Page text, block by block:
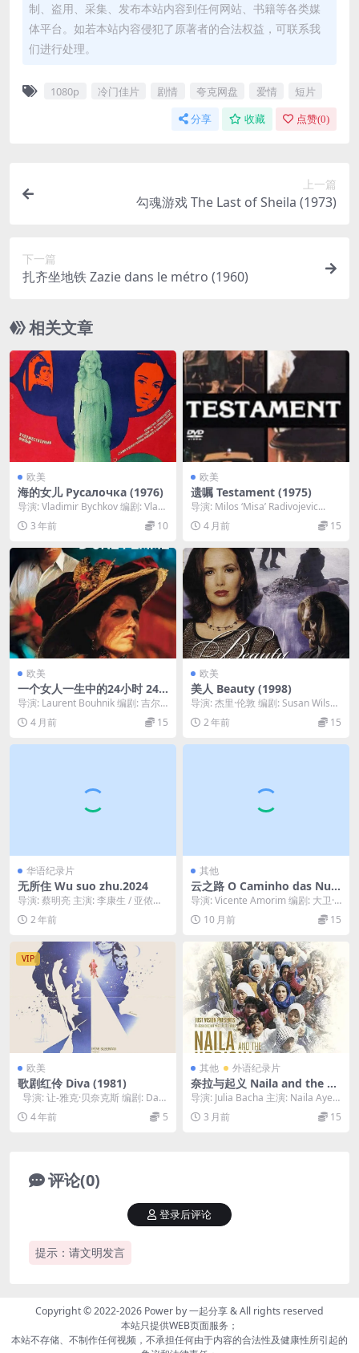
制、盗用、采集、发布本站内容到任何网站、书籍等各类媒
体平台。如若本站内容侵犯了原著者的合法权益，可联系我
们进行处理。
1080p 冷门佳片 剧情 夸克网盘 爱情 短片
分享 收藏 点赞(0)
上一篇
勾魂游戏 The Last of Sheila (1973)
下一篇
扎齐坐地铁 Zazie dans le métro (1960)
相关文章
欧美
海的女儿 Русалочка (1976)
导演: Vladimir Bychkov 编剧: Vladi
mir Vitkov...
3 年前 10
欧美
遗嘱 Testament (1975)
导演: Milos ‘Misa’ Radivojevic...
4 月前
15
欧美
一个女人一生中的24小时 24
heures de la vie d’une fem
me (2002)
导演: Laurent Bouhnik 编剧: 吉尔·
托兰 / 劳伦特·博尼克 ...
4 月前 15
欧美
美人 Beauty (1998)
导演: 杰里·伦敦 编剧: Susan Wilson
(novel) / Sel...
2 年前 15
华语纪录片
无所住 Wu suo zhu.2024
导演: 蔡明亮 主演: 李康生 / 亚侬弘
尚希 类型: 纪录片 制片国家/地区:...
2 年前
其他
云之路 O Caminho das Nuv
ens (2003)
导演: Vicente Amorim 编剧: 大卫·
弗兰克·门德斯 主演: Wa...
10 月前 15
VIP
欧美
歌剧红伶 Diva (1981)
导演: 让-雅克·贝奈克斯 编剧: Dani
el Odier / ...
4 年前 5
其他 外语纪录片
奈拉与起义 Naila and the U
prising (2017)
导演: Julia Bacha 主演: Naila Ayes
h / Zahira...
3 月前 15
评论(0)
提示：请文明发言
登录后评论
Copyright © 2022-2026 Power by一起分享& All rights reserved
本站只提供WEB页面服务；
本站不存储、不制作任何视频，不承担任何由于内容的合法性及健康性所引起的